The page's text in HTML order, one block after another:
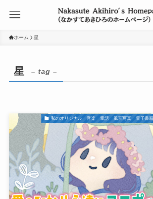
ホーム 星
星 – tag –
私のオリジナル 音楽 童話 風景写真 電子書